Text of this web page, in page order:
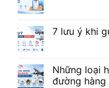
7 lưu ý khi
Những loại
đường hàng